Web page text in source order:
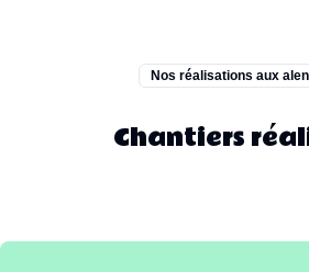
Nos réalisations aux
Chantiers